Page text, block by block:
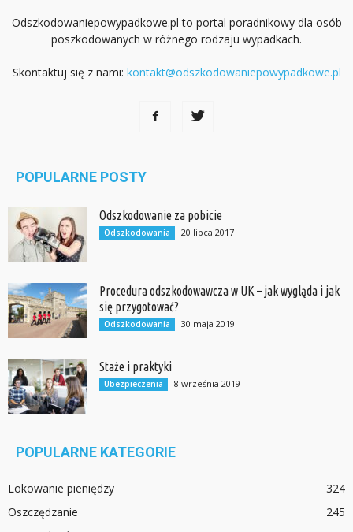
Odszkodowaniepowypadkowe.pl to portal poradnikowy dla osób
poszkodowanych w różnego rodzaju wypadkach.
Skontaktuj się z nami: kontakt@odszkodowaniepowypadkowe.pl
POPULARNE POSTY
Odszkodowanie za pobicie
Odszkodowania 20 lipca 2017
Procedura odszkodowawcza w UK – jak wygląda i jak
się przygotować?
Odszkodowania 30 maja 2019
Staże i praktyki
Ubezpieczenia 8 września 2019
POPULARNE KATEGORIE
Lokowanie pieniędzy
324
Oszczędzanie
245